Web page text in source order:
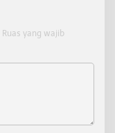
Ruas yang wajib